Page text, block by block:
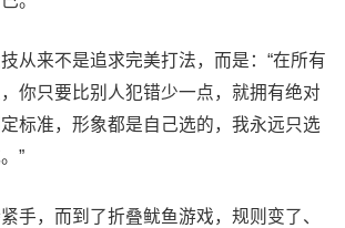
从来不是追求完美打法，而是：“在所有
你只要比别人犯错少一点，就拥有绝对
标准，形象都是自己选的，我永远只选
”
手，而到了折叠鱿鱼游戏，规则变了、